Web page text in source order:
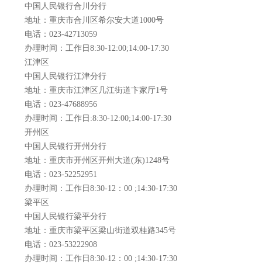
中国人民银行合川分行
地址：重庆市合川区希尔安大道1000号
电话：023-42713059
办理时间：工作日8:30-12:00;14:00-17:30
江津区
中国人民银行江津分行
地址：重庆市江津区几江街道卞家厅1号
电话：023-47688956
办理时间：工作日:8:30-12:00;14:00-17:30
开州区
中国人民银行开州分行
地址：重庆市开州区开州大道(东)1248号
电话：023-52252951
办理时间：工作日8:30-12：00 ;14:30-17:30
梁平区
中国人民银行梁平分行
地址：重庆市梁平区梁山街道双桂路345号
电话：023-53222908
办理时间：工作日8:30-12：00 ;14:30-17:30